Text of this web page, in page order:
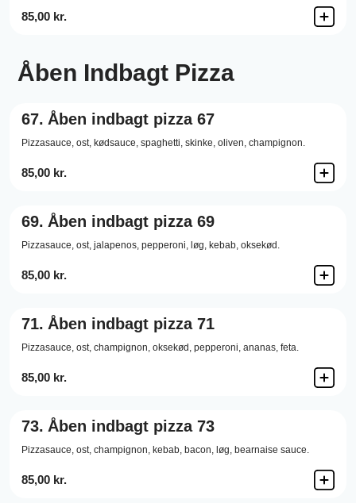
85,00 kr.
Åben Indbagt Pizza
67. Åben indbagt pizza 67
Pizzasauce, ost, kødsauce, spaghetti, skinke, oliven, champignon.
85,00 kr.
69. Åben indbagt pizza 69
Pizzasauce, ost, jalapenos, pepperoni, løg, kebab, oksekød.
85,00 kr.
71. Åben indbagt pizza 71
Pizzasauce, ost, champignon, oksekød, pepperoni, ananas, feta.
85,00 kr.
73. Åben indbagt pizza 73
Pizzasauce, ost, champignon, kebab, bacon, løg, bearnaise sauce.
85,00 kr.